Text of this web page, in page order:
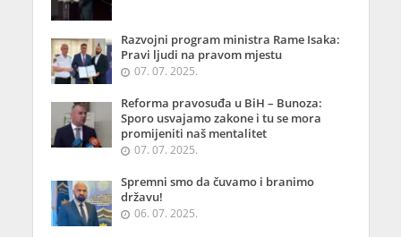
Razvojni program ministra Rame Isaka:
Pravi ljudi na pravom mjestu
07. 07. 2025.
Reforma pravosuđa u BiH – Bunoza:
Sporo usvajamo zakone i tu se mora
promijeniti naš mentalitet
07. 07. 2025.
Spremni smo da čuvamo i branimo
državu!
06. 07. 2025.